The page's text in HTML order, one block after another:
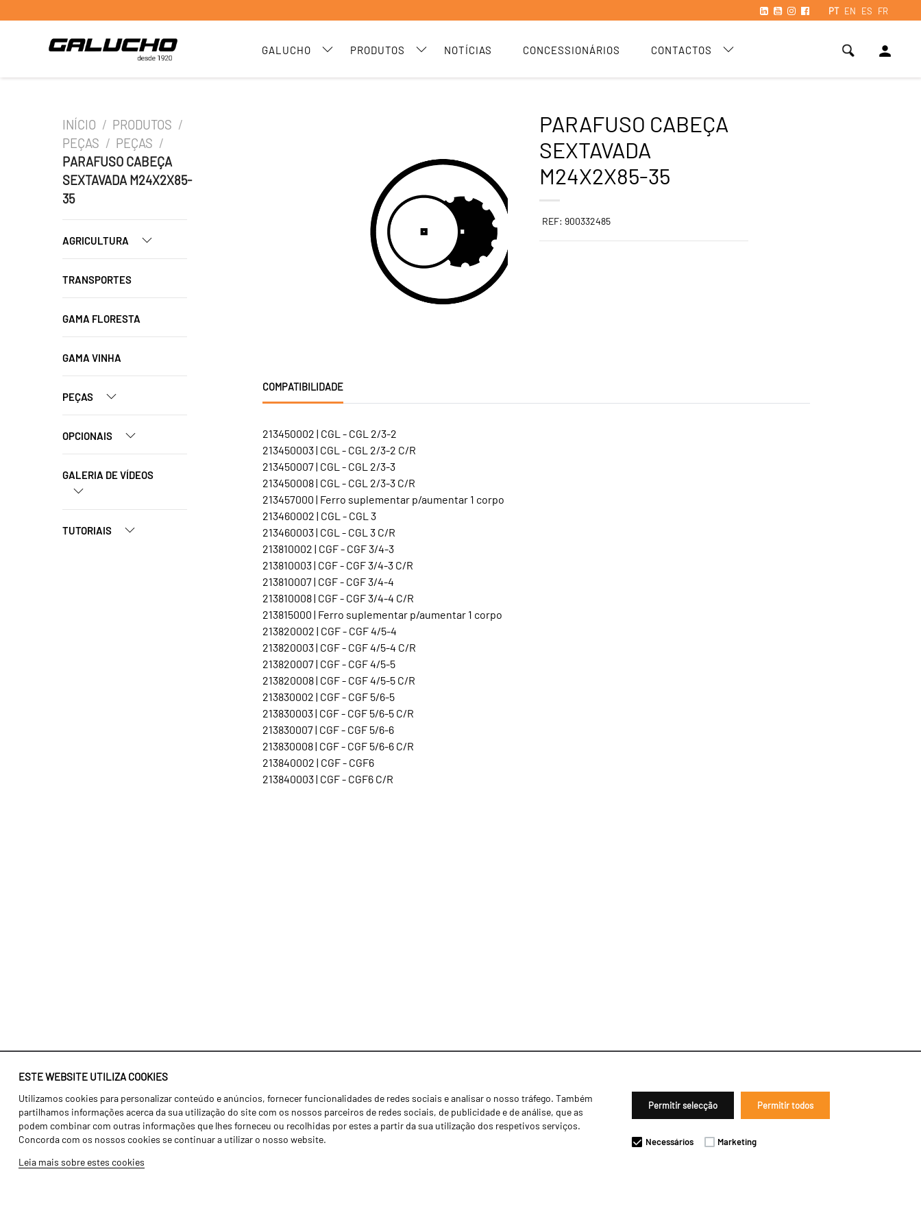
PT EN ES FR
GALUCHO PRODUTOS NOTÍCIAS CONCESSIONÁRIOS CONTACTOS person
ESTE WEBSITE UTILIZA COOKIES
Utilizamos cookies para personalizar conteúdo e anúncios, fornecer funcionalidades de redes sociais e analisar o nosso tráfego. Também
partilhamos informações acerca da sua utilização do site com os nossos parceiros de redes sociais, de publicidade e de análise, que as
podem combinar com outras informações que lhes forneceu ou recolhidas por estes a partir da sua utilização dos respetivos serviços.
Concorda com os nossos cookies se continuar a utilizar o nosso website.
Leia mais sobre estes cookies
Permitir selecção Permitir todos
Necessários Marketing
INÍCIO / PRODUTOS /
PEÇAS / PEÇAS /
PARAFUSO CABEÇA
SEXTAVADA M24X2X85-
35
AGRICULTURA
TRANSPORTES
GAMA FLORESTA
GAMA VINHA
PEÇAS
OPCIONAIS
GALERIA DE VÍDEOS
TUTORIAIS
PARAFUSO CABEÇA
SEXTAVADA
M24X2X85-35
REF: 900332485
COMPATIBILIDADE
213450002 | CGL - CGL 2/3-2
213450003 | CGL - CGL 2/3-2 C/R
213450007 | CGL - CGL 2/3-3
213450008 | CGL - CGL 2/3-3 C/R
213457000 | Ferro suplementar p/aumentar 1 corpo
213460002 | CGL - CGL 3
213460003 | CGL - CGL 3 C/R
213810002 | CGF - CGF 3/4-3
213810003 | CGF - CGF 3/4-3 C/R
213810007 | CGF - CGF 3/4-4
213810008 | CGF - CGF 3/4-4 C/R
213815000 | Ferro suplementar p/aumentar 1 corpo
213820002 | CGF - CGF 4/5-4
213820003 | CGF - CGF 4/5-4 C/R
213820007 | CGF - CGF 4/5-5
213820008 | CGF - CGF 4/5-5 C/R
213830002 | CGF - CGF 5/6-5
213830003 | CGF - CGF 5/6-5 C/R
213830007 | CGF - CGF 5/6-6
213830008 | CGF - CGF 5/6-6 C/R
213840002 | CGF - CGF6
213840003 | CGF - CGF6 C/R
Identidade
História
Fábrica / Produção
Recursos Humanos
Agricultura
Transportes
Gama Floresta
Notícias
Concessionários